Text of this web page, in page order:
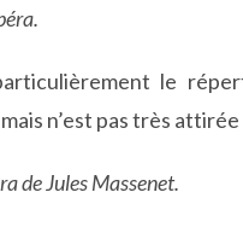
le
n’est pas très
de Jules Massenet.